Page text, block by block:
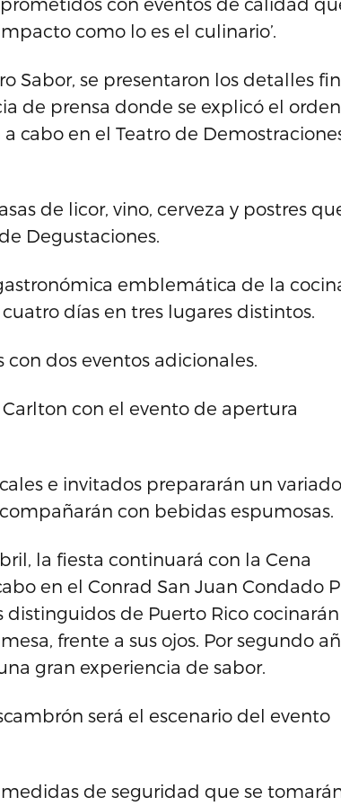
como lo es el culinario’.
Sabor, se presentaron los detalles
de prensa donde se explicó el
cabo en el Teatro de
de licor, vino, cerveza y postres
Degustaciones.
emblemática de la
días en tres lugares distintos.
dos eventos adicionales.
con el evento de apertura
e invitados prepararán un variado
con bebidas espumosas.
la fiesta continuará con la Cena
en el Conrad San Juan Condado
distinguidos de Puerto Rico
frente a sus ojos. Por segundo
gran experiencia de sabor.
será el escenario del evento
de seguridad que se